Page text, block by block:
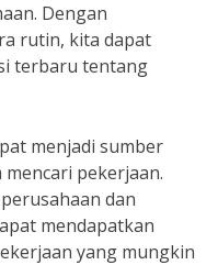
Dengan
rutin, kita dapat
terbaru tentang
menjadi sumber
pekerjaan.
dan
mendapatkan
yang mungkin